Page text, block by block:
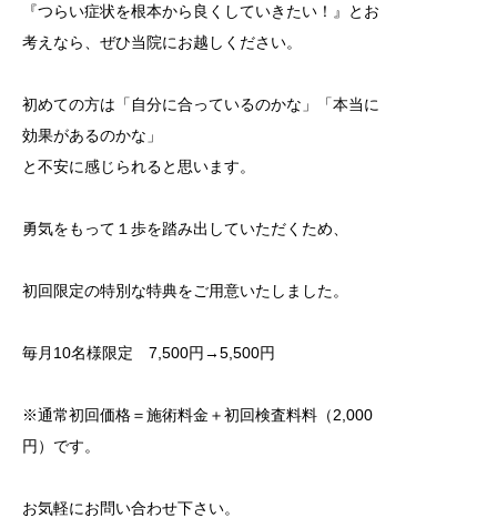
『つらい症状を根本から良くしていきたい！』とお
考えなら、ぜひ当院にお越しください。
初めての方は「自分に合っているのかな」「本当に
効果があるのかな」
と不安に感じられると思います。
勇気をもって１歩を踏み出していただくため、
初回限定の特別な特典をご用意いたしました。
毎月10名様限定 7,500円→5,500円
※通常初回価格＝施術料金＋初回検査料料（2,000
円）です。
お気軽にお問い合わせ下さい。